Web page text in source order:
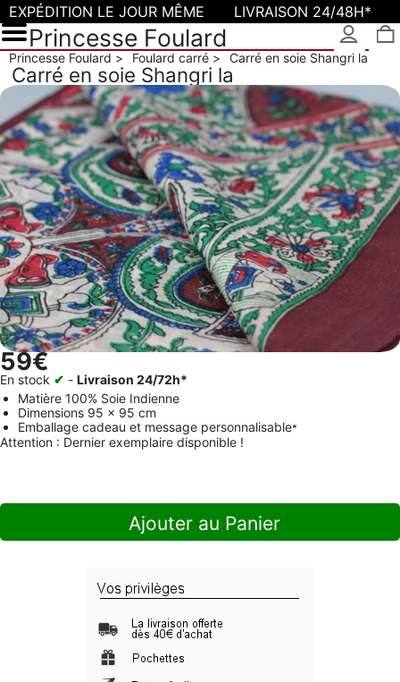
Princesse Foulard
Princesse Foulard Foulard carré Carré en soie Shangri la
Carré en soie Shangri la
59€
En stock ✔ - Livraison 24/72h*
Matière 100% Soie Indienne
Dimensions 95 x 95 cm
Emballage cadeau et message personnalisable*
Attention : Dernier exemplaire disponible !
Ajouter au Panier
EXPÉDITION LE JOUR MÊME LIVRAISON 24/48H*